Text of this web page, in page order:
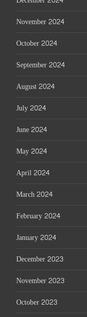
November 2024
October 2024
September 2024
August 2024
July 2024
June 2024
May 2024
April 2024
March 2024
February 2024
January 2024
December 2023
November 2023
October 2023